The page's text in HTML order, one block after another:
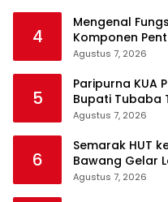
4
Mengenal
Komponen
Agustus 7, 2026
5
Paripurna KUA
Bupati Tubaba
Daerah Rp820,3
Agustus 7, 2026
6
Semarak HUT
Bawang Gelar
Agustus 7, 2026